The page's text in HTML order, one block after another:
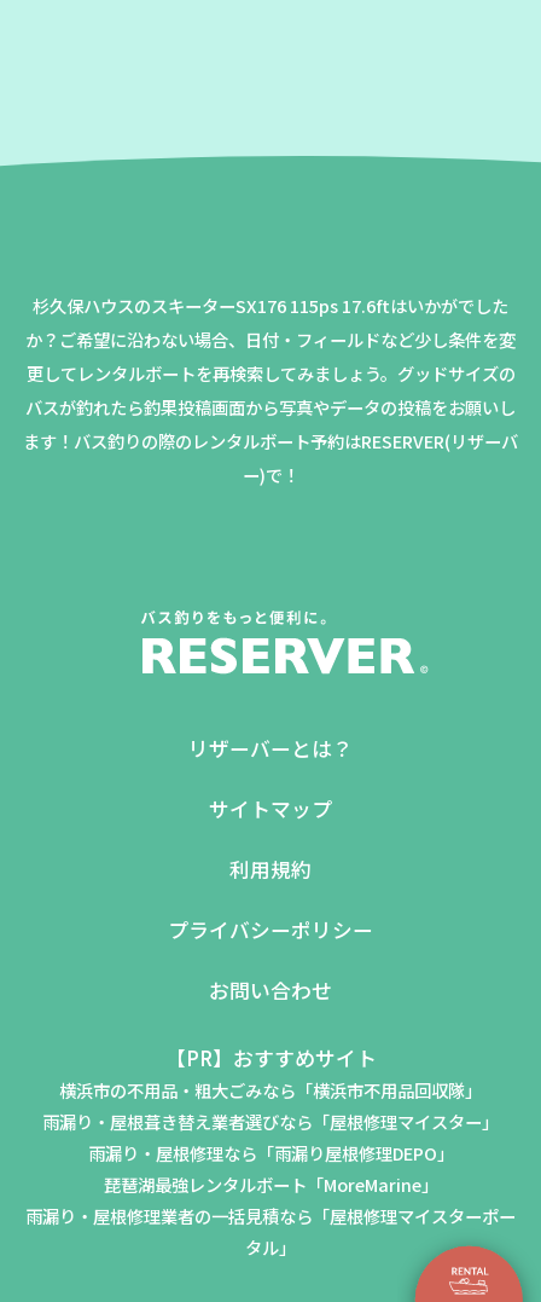
杉久保ハウスのスキーターSX176 115ps 17.6ftはいかがでした
か？ ご希望に沿わない場合、日付・フィールドなど少し条件を変
更してレンタルボートを再検索してみましょう。 グッドサイズの
バスが釣れたら釣果投稿画面から写真やデータの投稿をお願いし
ます！バス釣りの際のレンタルボート予約はRESERVER(リザーバ
ー)で！
リザーバーとは？
サイトマップ
利用規約
プライバシーポリシー
お問い合わせ
【PR】おすすめサイト
横浜市の不用品・粗大ごみなら「横浜市不用品回収隊」
雨漏り・屋根葺き替え業者選びなら「屋根修理マイスター」
雨漏り・屋根修理なら「雨漏り屋根修理DEPO」
琵琶湖最強レンタルボート「MoreMarine」
雨漏り・屋根修理業者の一括見積なら「屋根修理マイスターポー
タル」